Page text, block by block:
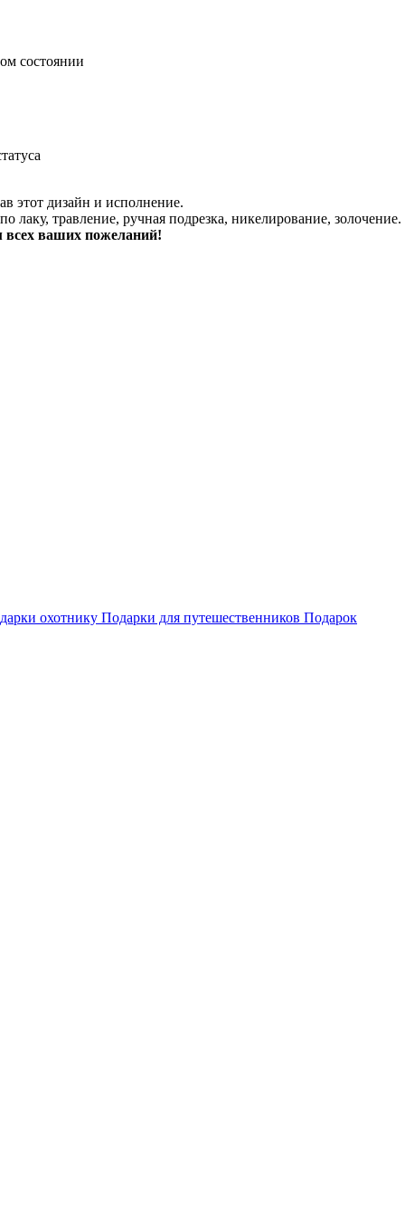
состоянии
этот дизайн и исполнение.
лаку, травление, ручная подрезка, никелирование, золочение.
всех ваших пожеланий!
охотнику Подарки для путешественников Подарок